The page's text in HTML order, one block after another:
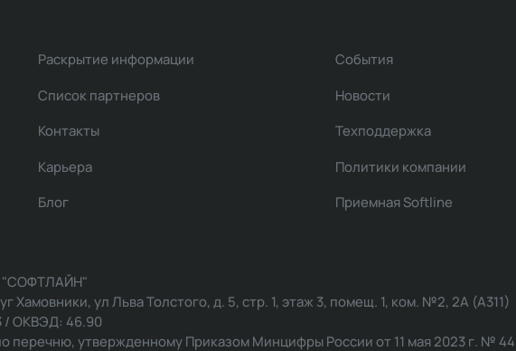
Раскрытие информации
Список партнеров
Контакты
Карьера
Блог
События
Новости
Техподдержка
Политики компании
Приемная Softline
Хамовники, ул Льва Толстого, д. 5, стр. 1, этаж 3, помещ. 1, ком. №2, 2А (А311)
/ ОКВЭД: 46.90
перечню, утвержденному Приказом Минцифры России от 11 мая 2023 г. №